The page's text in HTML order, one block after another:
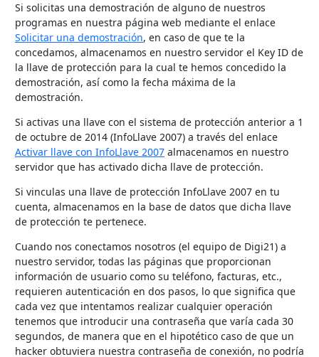
Si solicitas una demostración de alguno de nuestros
programas en nuestra página web mediante el enlace
Solicitar una demostración, en caso de que te la
concedamos, almacenamos en nuestro servidor el Key ID de
la llave de protección para la cual te hemos concedido la
demostración, así como la fecha máxima de la
demostración.
Si activas una llave con el sistema de protección anterior a 1
de octubre de 2014 (InfoLlave 2007) a través del enlace
Activar llave con InfoLlave 2007 almacenamos en nuestro
servidor que has activado dicha llave de protección.
Si vinculas una llave de protección InfoLlave 2007 en tu
cuenta, almacenamos en la base de datos que dicha llave
de protección te pertenece.
Cuando nos conectamos nosotros (el equipo de Digi21) a
nuestro servidor, todas las páginas que proporcionan
información de usuario como su teléfono, facturas, etc.,
requieren autenticación en dos pasos, lo que significa que
cada vez que intentamos realizar cualquier operación
tenemos que introducir una contraseña que varía cada 30
segundos, de manera que en el hipotético caso de que un
hacker obtuviera nuestra contraseña de conexión, no podría